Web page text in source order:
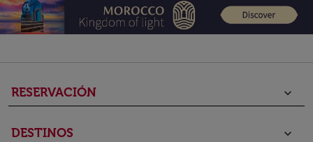
RESERVACIÓN keyboard_arrow_down
DESTINOS keyboard_arrow_down